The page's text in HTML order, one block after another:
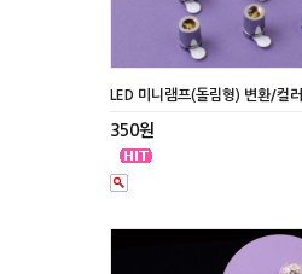
LED 미니램프(돌림형) 변환/컬러
350원